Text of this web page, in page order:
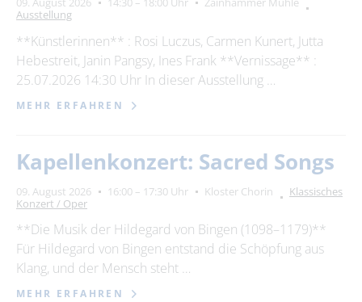
Ausstellung
**Künstlerinnen** : Rosi Luczus, Carmen Kunert, Jutta
Hebestreit, Janin Pangsy, Ines Frank **Vernissage** :
25.07.2026 14:30 Uhr In dieser Ausstellung …
MEHR ERFAHREN
Kapellenkonzert: Sacred Songs
09. August 2026 16:00 – 17:30 Uhr Kloster Chorin
Klassisches
Konzert / Oper
**Die Musik der Hildegard von Bingen (1098–1179)**
Für Hildegard von Bingen entstand die Schöpfung aus
Klang, und der Mensch steht …
MEHR ERFAHREN